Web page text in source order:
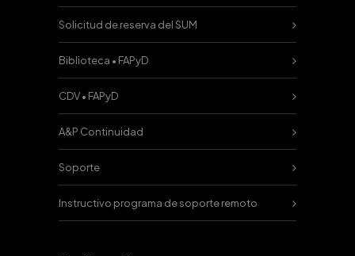
Solicitud de reserva del SUM
Biblioteca • FAPyD
CDV • FAPyD
A&P Continuidad
Soporte
Instructivo programa de soporte remoto